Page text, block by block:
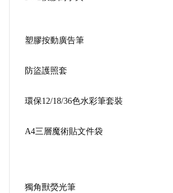
塑膠按動廣告筆
防盜護照套
環保12/18/36色水彩筆套裝
A4三層魔術貼文件袋
獨角獸熒光筆